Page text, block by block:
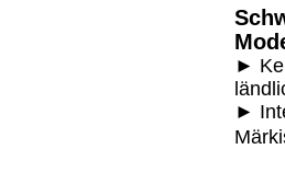
►
►